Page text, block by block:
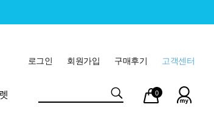
고객센터
구매후기
회원가입
로그인
마이
페이
장바
구니
0